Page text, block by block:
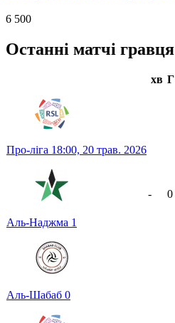
6 500
Останні матчі гравця
хв Г
Про-ліга 18:00, 20 трав. 2026
Аль-Наджма 1
Аль-Шабаб 0
- 0